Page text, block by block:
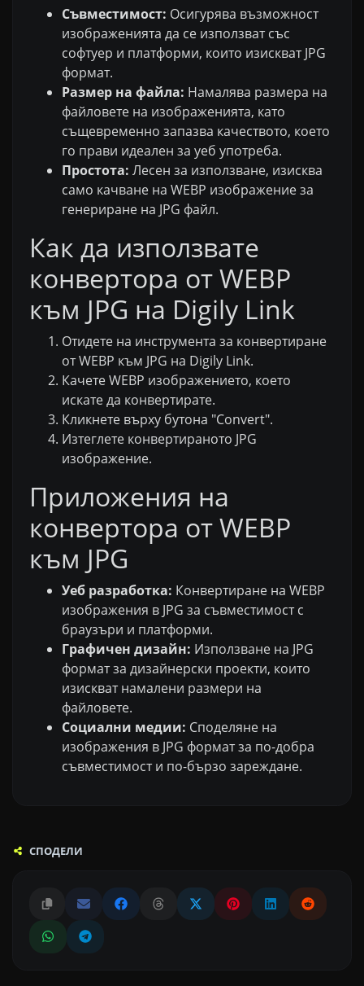
Съвместимост: Осигурява възможност
изображенията да се използват със
софтуер и платформи, които изискват JPG
формат.
Размер на файла: Намалява размера на
файловете на изображенията, като
същевременно запазва качеството, което
го прави идеален за уеб употреба.
Простота: Лесен за използване, изисква
само качване на WEBP изображение за
генериране на JPG файл.
Как да използвате
конвертора от WEBP
към JPG на Digily Link
Отидете на инструмента за конвертиране
от WEBP към JPG на Digily Link.
Качете WEBP изображението, което
искате да конвертирате.
Кликнете върху бутона "Convert".
Изтеглете конвертираното JPG
изображение.
Приложения на
конвертора от WEBP
към JPG
Уеб разработка: Конвертиране на WEBP
изображения в JPG за съвместимост с
браузъри и платформи.
Графичен дизайн: Използване на JPG
формат за дизайнерски проекти, които
изискват намалени размери на
файловете.
Социални медии: Споделяне на
изображения в JPG формат за по-добра
съвместимост и по-бързо зареждане.
СПОДЕЛИ